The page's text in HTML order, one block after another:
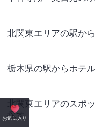
お気に入り
北関東エリアの駅か
栃木県の駅からホテ
北関東エリアのスポ
探す